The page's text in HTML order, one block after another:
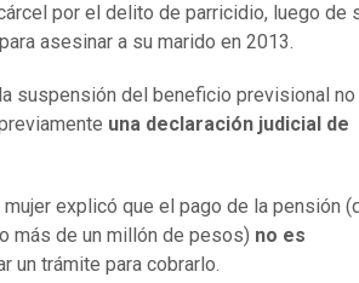
por el delito de parricidio, luego de
para asesinar a su marido en 2013.
suspensión del beneficio previsional no
una declaración judicial de
explicó que el pago de la pensión
más de un millón de pesos) no es
un trámite para cobrarlo.